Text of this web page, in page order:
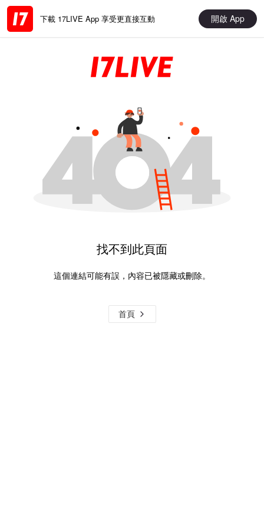
下載 17LIVE App 享受更直接互動 開啟 App
找不到此頁面
這個連結可能有誤，內容已被隱藏或刪除。
首頁